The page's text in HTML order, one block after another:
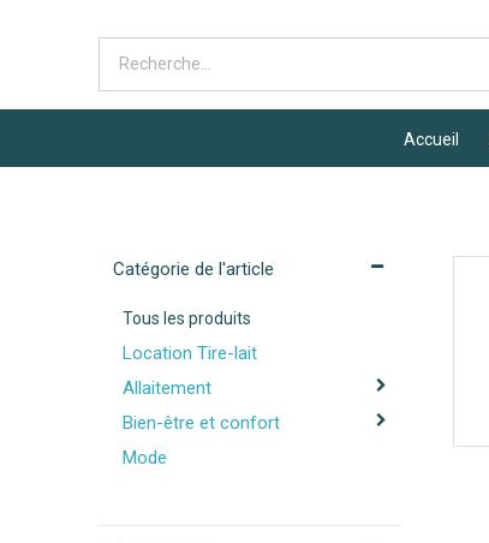
Accueil
Catégorie de l'article
Tous les produits
Location Tire-lait
Allaitement
Bien-être et confort
Mode